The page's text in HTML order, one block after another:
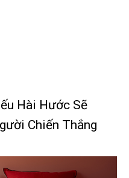
Hài Hước Sẽ
Chiến Thắng